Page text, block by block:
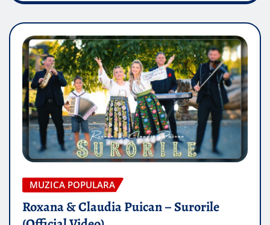
MUZICA POPULARA
Roxana & Claudia Puican – Surorile